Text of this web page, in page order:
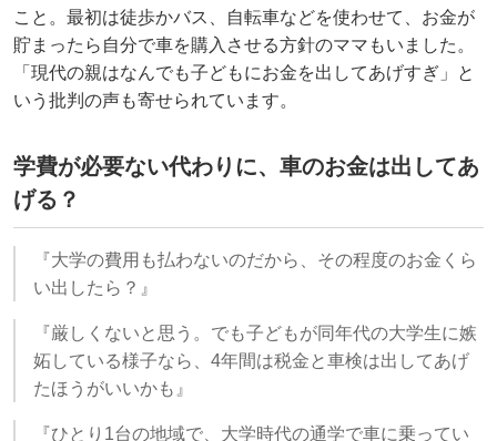
こと。最初は徒歩かバス、自転車などを使わせて、お金が
貯まったら自分で車を購入させる方針のママもいました。
「現代の親はなんでも子どもにお金を出してあげすぎ」と
いう批判の声も寄せられています。
学費が必要ない代わりに、車のお金は出してあ
げる？
『大学の費用も払わないのだから、その程度のお金くら
い出したら？』
『厳しくないと思う。でも子どもが同年代の大学生に嫉
妬している様子なら、4年間は税金と車検は出してあげ
たほうがいいかも』
『ひとり1台の地域で、大学時代の通学で車に乗ってい